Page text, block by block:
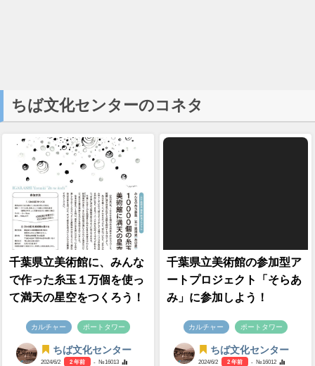
ちば文化センターのコネタ
千葉県立美術館に、みんな
で作った糸玉１万個を使っ
て満天の星空をつくろう！
カルチャー ポートタワー
ちば文化センター
2024/6/2 2 年前 - №16013
千葉県立美術館の参加型ア
ートプロジェクト「そらあ
み」に参加しよう！
カルチャー ポートタワー
ちば文化センター
2024/6/2 2 年前 - №16012